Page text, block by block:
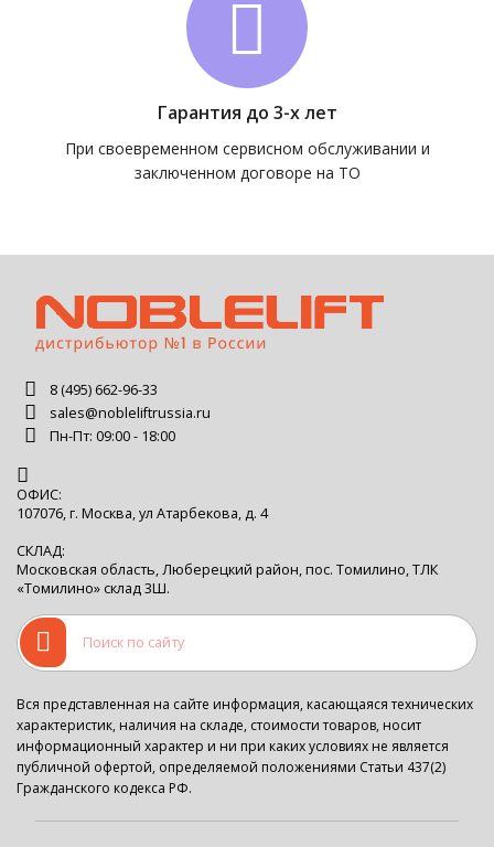
Гарантия до 3-х лет
При своевременном сервисном обслуживании и
заключенном договоре на ТО
8 (495) 662-96-33
sales@nobleliftrussia.ru
Пн-Пт: 09:00 - 18:00
ОФИС:
107076, г. Москва, ул Атарбекова, д. 4
СКЛАД:
Московская область, Люберецкий район, пос. Томилино, ТЛК
«Томилино» склад 3Ш.
Вся представленная на сайте информация, касающаяся технических
характеристик, наличия на складе, стоимости товаров, носит
информационный характер и ни при каких условиях не является
публичной офертой, определяемой положениями Статьи 437(2)
Гражданского кодекса РФ.